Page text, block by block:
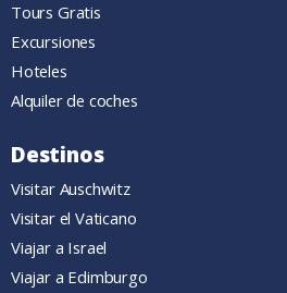
Tours Gratis
Excursiones
Hoteles
Alquiler de coches
Destinos
Visitar Auschwitz
Visitar el Vaticano
Viajar a Israel
Viajar a Edimburgo